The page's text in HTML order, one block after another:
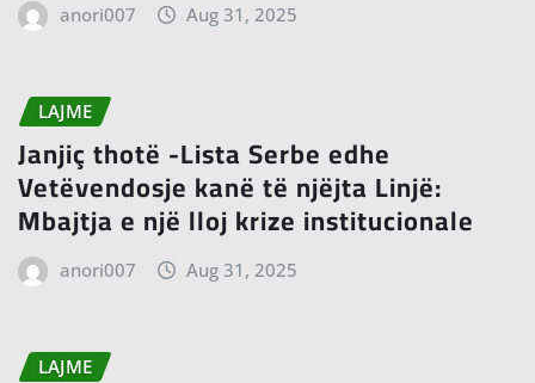
anori007 Aug 31, 2025
LAJME
Janjiç thotë -Lista Serbe edhe
Vetëvendosje kanë të njëjta Linjë:
Mbajtja e një lloj krize institucionale
anori007 Aug 31, 2025
LAJME